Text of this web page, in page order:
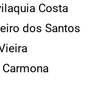
Costa
dos Santos